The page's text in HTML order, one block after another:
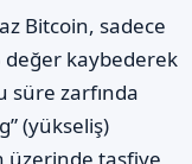
Bitcoin, sadece
değer kaybederek
süre zarfında
(yükseliş)